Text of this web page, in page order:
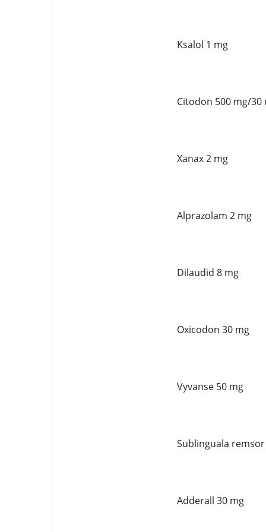
Ksalol 1 mg
Citodon 500 mg/30
Xanax 2 mg
Alprazolam 2 mg
Dilaudid 8 mg
Oxicodon 30 mg
Vyvanse 50 mg
Sublinguala
Adderall 30 mg